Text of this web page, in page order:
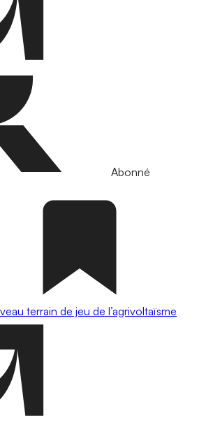
Abonné
terrain de jeu de l’agrivoltaïsme